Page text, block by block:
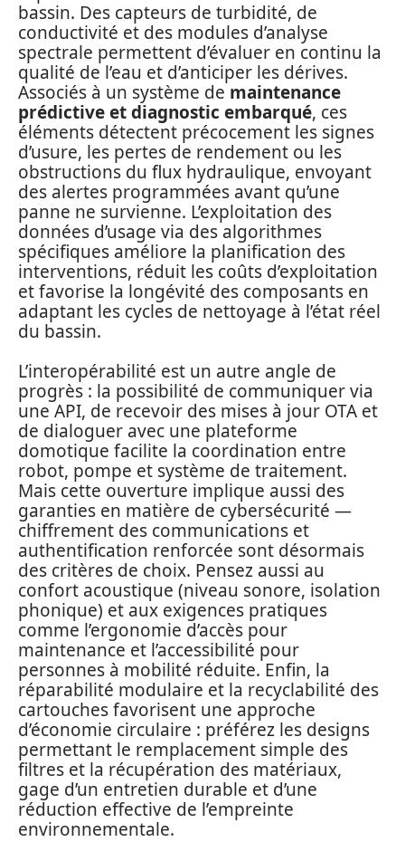
bassin. Des capteurs de turbidité, de
conductivité et des modules d’analyse
spectrale permettent d’évaluer en continu la
qualité de l’eau et d’anticiper les dérives.
Associés à un système de maintenance
prédictive et diagnostic embarqué, ces
éléments détectent précocement les signes
d’usure, les pertes de rendement ou les
obstructions du flux hydraulique, envoyant
des alertes programmées avant qu’une
panne ne survienne. L’exploitation des
données d’usage via des algorithmes
spécifiques améliore la planification des
interventions, réduit les coûts d’exploitation
et favorise la longévité des composants en
adaptant les cycles de nettoyage à l’état réel
du bassin.
L’interopérabilité est un autre angle de
progrès : la possibilité de communiquer via
une API, de recevoir des mises à jour OTA et
de dialoguer avec une plateforme
domotique facilite la coordination entre
robot, pompe et système de traitement.
Mais cette ouverture implique aussi des
garanties en matière de cybersécurité —
chiffrement des communications et
authentification renforcée sont désormais
des critères de choix. Pensez aussi au
confort acoustique (niveau sonore, isolation
phonique) et aux exigences pratiques
comme l’ergonomie d’accès pour
maintenance et l’accessibilité pour
personnes à mobilité réduite. Enfin, la
réparabilité modulaire et la recyclabilité des
cartouches favorisent une approche
d’économie circulaire : préférez les designs
permettant le remplacement simple des
filtres et la récupération des matériaux,
gage d’un entretien durable et d’une
réduction effective de l’empreinte
environnementale.